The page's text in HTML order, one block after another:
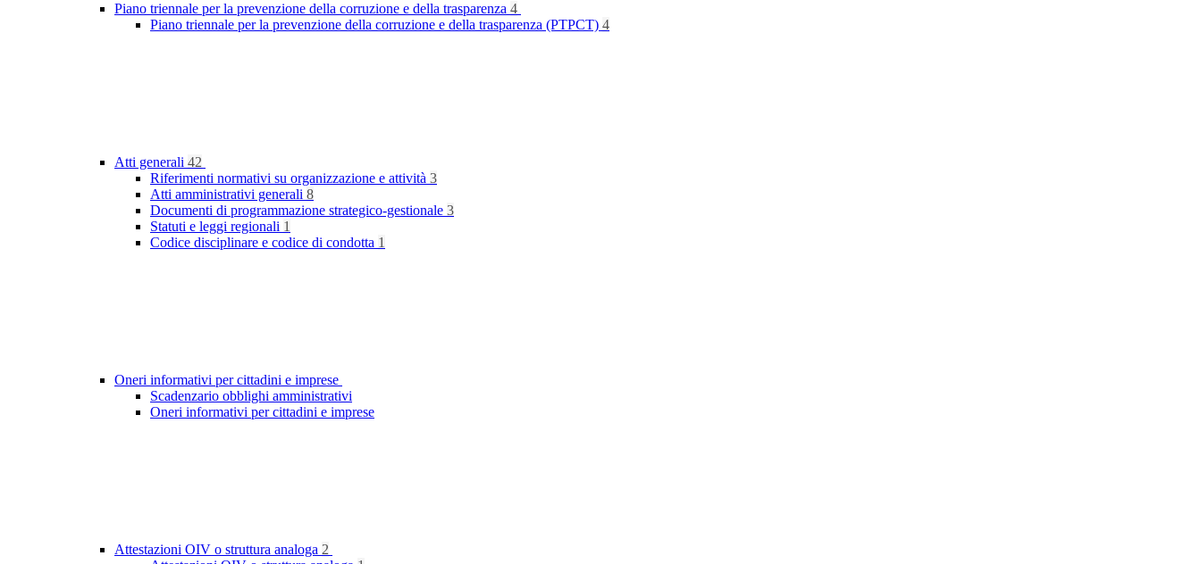
Piano triennale per la prevenzione della corruzione e della trasparenza 4
Piano triennale per la prevenzione della corruzione e della trasparenza (PTPCT) 4
Atti generali 42
Riferimenti normativi su organizzazione e attività 3
Atti amministrativi generali 8
Documenti di programmazione strategico-gestionale 3
Statuti e leggi regionali 1
Codice disciplinare e codice di condotta 1
Oneri informativi per cittadini e imprese
Scadenzario obblighi amministrativi
Oneri informativi per cittadini e imprese
Attestazioni OIV o struttura analoga 2